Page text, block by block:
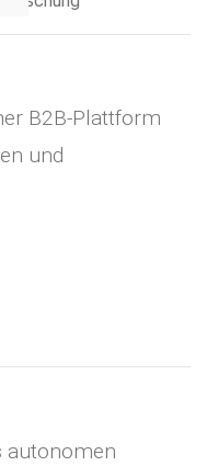
B2B-Plattform
und
autonomen